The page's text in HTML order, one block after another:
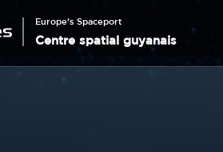
Europe's Spaceport
Centre spatial guyanais